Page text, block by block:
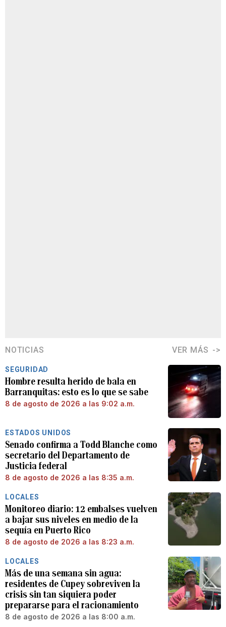
NOTICIAS VER MÁS
SEGURIDAD
Hombre resulta herido de bala en
Barranquitas: esto es lo que se sabe
8 de agosto de 2026 a las 9:02 a.m.
ESTADOS UNIDOS
Senado confirma a Todd Blanche como
secretario del Departamento de
Justicia federal
8 de agosto de 2026 a las 8:35 a.m.
LOCALES
Monitoreo diario: 12 embalses vuelven
a bajar sus niveles en medio de la
sequía en Puerto Rico
8 de agosto de 2026 a las 8:23 a.m.
LOCALES
Más de una semana sin agua:
residentes de Cupey sobreviven la
crisis sin tan siquiera poder
prepararse para el racionamiento
8 de agosto de 2026 a las 8:00 a.m.